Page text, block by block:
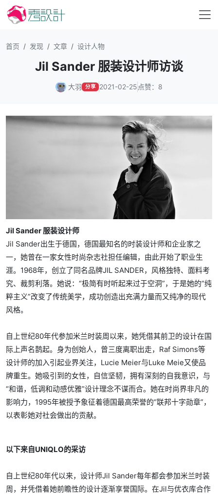
首页 发现 文章 设计人物
Jil Sander 服装设计师访谈
大羽 分享 2021-02-25 点赞：8
Jil Sander 服装设计师
Jil Sander出生于德国，德国最知名的时装设计师和企业家之
一，她曾在一家女性时尚杂志社担任编辑，由此开始了职业生
涯。1968年，创立了同名品牌JIL SANDER，风格独特、面料考
究、裁剪利落。她说：“极简有时听起来过于空洞”，于是她的“纯
粹主义”改变了传统美学，成功创造出充满力量而又纯净的现代
风格。
自上世纪80年代参加米兰时装周以来，她凭借其前卫的设计在国
际上声名鹊起。身为创始人，曾三度离职出走，Raf Simons等
设计师的加入引起业界关注，Lucie Meier与Luke Meie又使品
牌重生。她吸引到的女性，自信坚韧，拥有深刻的自我意识，与
“和谐，低调和动感优雅”设计理念不谋而合。她在时尚界非凡的
影响力，1995年被授予象征着德国最高荣誉的“联邦十字勋章”，
以表彰她对社会做出的贡献。
以下来自UNIQLO的采访
自上世纪80年代以来，设计师Jil Sander每年都会参加米兰时装
周，并凭借着她前瞻性的设计逐渐享誉国际。在Jil与优衣库合作